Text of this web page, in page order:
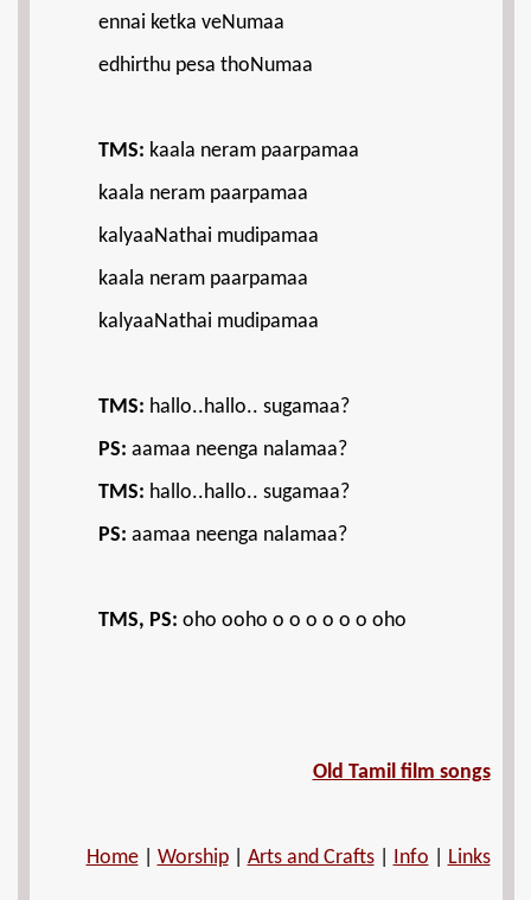
ennai ketka veNumaa
edhirthu pesa thoNumaa
TMS: kaala neram paarpamaa
kaala neram paarpamaa
kalyaaNathai mudipamaa
kaala neram paarpamaa
kalyaaNathai mudipamaa
TMS: hallo..hallo.. sugamaa?
PS: aamaa neenga nalamaa?
TMS: hallo..hallo.. sugamaa?
PS: aamaa neenga nalamaa?
TMS, PS: oho ooho o o o o o o oho
Old Tamil film songs
Home| Worship| Arts and Crafts| Info Links